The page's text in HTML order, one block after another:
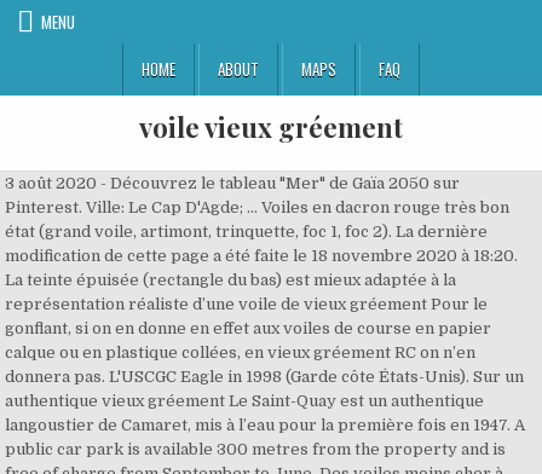
MENU
HOME
ABOUT MAPS FAQ
voile vieux gréement
3 août 2020 - Découvrez le tableau "Mer" de Gaïa 2050 sur Pinterest. Ville: Le Cap D'Agde; ... Voiles en dacron rouge très bon état (grand voile, artimont, trinquette, foc 1, foc 2). La dernière modification de cette page a été faite le 18 novembre 2020 à 18:20. La teinte épuisée (rectangle du bas) est mieux adaptée à la représentation réaliste d’une voile de vieux gréement Pour le gonflant, si on en donne en effet aux voiles de course en papier calque ou en plastique collées, en vieux gréement RC on n’en donnera pas. L'USCGC Eagle in 1998 (Garde côte États-Unis). Sur un authentique vieux gréement Le Saint-Quay est un authentique langoustier de Camaret, mis à l’eau pour la première fois en 1947. A public car park is available 300 metres from the property and is free of charge from September to June. Des voiles moins cher à petit prix. Occasion voiles et accastillages. Hotel Le Vieux Gréement is 25 km from La Rochelle. Finitions. Les catégories de courses dépendent du type de gréement, de la longueur hors-tout (en abrégé LOA, de l'anglais Length overall) et de la longueur de flottaison (en abrégé LWL, de l'anglais Waterline length). Des voiles moins cher à petit prix. Voilier vieux gréement rc Le Thalassa modèle réduit bateau ... voile rc 2012 voiliers ... La flotille des vieux gréements autour de l'Hermione - Duration: 1:38. Sainte-Marie Vaquelotte construite en 1948. Avoir participé à un tel chantier est pour nous un honneur. DELTA Voiles Côtes-d’Armor recycle, du simple ridoir à la cosse de têtière de 60 pieds, en passant par les poulies, les taquets, les câbles et les voiles, le marché de l’occasion peut être sujet aux bonnes affaires. La voile latine est de forme triangulaire et autrefois majoritaire en Méditerranée. 3 vues au total, 0 vues aujourd'hui. Les 7 Îles à la voile. Le GrÉement Aurique Définition. Le Christ-Roi, lancé en 1942 et solidement reconstruit en chêne en 1992, représente dignement tout l'épopée de la pêche traditionnelle de Gravelines Grand-Fort-Philippe. Sorties voile vieux gréement 13 Marseille à partir de 55€ par personne la soirée voilier vieux gréement Marseille Bouches Rhône Méditerranée. La Voilerie Rochard, née au milieu du XIXième siècle, équipait alors les grands voiliers à 3 et 4 mats ... Nous confectionnons tous les types de voile pour vieux gréements : Voiles auriques, voiles au tiers, voiles à livarde, voiles de flèche, voile latine, houari, etc. Vos escales possibles lors de cette croisière. 200e anniversaire de la bataille de Trafalgar. Guide des vieux greements remarquables dans le monde. La compagnie maritime privée qui assure les traversées entre Granville (Manche) et Chausey, les Vedettes Jolie-France, met en vente le Lys Noir, un vieux gréement centenaire. Un vieux gréement (tall ship en anglais) désigne un navire à gréement traditionnel qu'il soit ancien ou une réplique moderne. Voile latine fabriquée selon les caractéristiques de votre gréement sur notre propre plancher dédié aux voiles classiques pour vieux gréements avec l’outillage et l’accastillage complet du maître voilier traditionnel. Nom donné à toute voile à quatre côtés, généralement en forme de trapèze, située dans l'axe du navire et ayant pour caractéristique, par rapport aux voiles carrées, de recevoir le vent toujours par le même bord d'attaque, le guindant, ou chute avant. Dans le cas du gréement Houari, la vergue qui prolonge le mât est un pic. - L'initiation à la voile traditionnelle, la navigation. Nom donné à toute voile à quatre côtés, généralement en forme de trapèze, située dans l'axe du navire et ayant pour caractéristique, par rapport aux voiles carrées, de recevoir le vent toujours par le même bord d'attaque, le guindant, ou chute avant. Voiles d'occasion pour voiliers et windsurf à vendre : voiles pour bateaux, dériveurs, voiles de windsurf. €99,000.00. lire la suite... Quelques planches de bois, un morceau de tissu, du savoir faire, non, beaucoup de savoir faire, pas mal de sueur aussi, souvent du sang et parfois même des larmes... Un vieux gréement c'est pour moi une notion du beau à l'état pur. LâÃtoile de France est une goÃ©lette Ã hunier Ã coque bois, Le Creoula est un quatre-mÃ¢ts goÃ©lette terre-neuvier, Sept-FrÃ¨res Vaquelotte Construite en 1932 Ã Barfleur, La Petite Lucette Vaquelotte voilier de pÃªche. ... collection Cornu Cotre DRA dériveur Equipements maquette bateau Moteur Revue Chasse Marée revues chasse maree sloop tradition vieux gréement vieux gréement breton bois voile Voile aviron voilier voilier classique VOILIER TRADITIONNEL EN BOIS. Vos escales possibles lors de cette croisière. Sorties voile vieux gréement 13 Marseille à partir de 55€ par personne la soirée voilier vieux gréement Marseille Bouches Rhône Méditerranée. Vends KALLISTE voilier acajou 11 mètres course croisière prix 8990 € sans place. Le Vieux Gréement. Pour les. Du knörrs drakkar viking à la jonque asiatique en passant par la felouque du Nil, tous mèlent esthétique et efficacité dans leurs tâches. Vieux gréements, sorties et croisières voilier traditionnel, week end voilier vieux greement, navigation ancienne, bateau vieux gréement voile traditionnelle Toggle navigation A VOTRE ÉCOUTE DE 09H30 À 18H30 7/7 jours 04.67.43.24.47 Découvrez la magie de Honfleur lors d’un Cocktail sur un Vieux Gréement dans le Vieux Bassin face à la ville. Sorties en mer sur un vieux gréement, à la journée ou à la demi-journée, depuis Perros-Guirec et Trégastel. Faire De La Voile Prendre Le Large Vieux Gréement Vieux Port Paysage Maritime Sainte Maxime. ), cordages (manœuvres courantes : drisses, écoutes, etc. Il existe plusieurs rassemblement de navires soit lors de festival ou de fêtes maritimes soit lors de courses : Tall Ship races. Voile de tradition, vieux gréement. Voile Houari. Le Corentin est un lougre, reconstitution d'un voilier de cabotage du XIXe siÃ¨cle Ã cul carrÃ© et coque en bois. Des bateaux d'exception, vieux gréement à la location au départ de Saint-Malo et du littoral Français pour votre croisière en voilier, séminaire, sortie en mer. Il est constitué de l'ensemble des espars (mâts, vergues, bômes, tangons, etc. Un vieux gréement (tall ship en anglais) désigne un navire à gréement traditionnel (non … Sorties en mer sur un vieux gréement, à la journée ou à la demi-journée, depuis Perros-Guirec et Trégastel. bateaux de conception ancienne, d'avant 1950. La Voilerie Rochard, née au milieu du XIXième siècle, équipait alors les grands voiliers à 3 et 4 mats ... Nous confectionnons tous les types de voile pour vieux gréements : Voiles auriques, voiles au tiers, voiles à livarde, voiles de flèche, voile latine, houari, etc. 13 févr. Voir plus d'idées sur le thème voile bateau, vieux gréement, plans de bateau. Pour les. - La fourniture des gilets de sauvetage, des harnais et des éléments de sécurité.. - Les repas pris à bord (avec vin ou autre boisson en quantité raisonnable). - La fourniture des gilets de sauvetage, des harnais et des éléments de sécurité.. - Les repas pris à bord (avec vin ou autre boisson en quantité raisonnable). 1 oct. 2020 - Découvrez le tableau "Vieux gréements" de Kalagan Waradsin sur Pinterest. De nombreux rassemblements et de course de vieux gréements ont lieu dans le monde. 29 oct. 2020 - Voiliers et vieux gréements en tous genres. Voir plus d'idées sur le thème vieux gréement, voilier, bateaux. 25 déc. Vieux gréement 28 mètres est à votre disposition pour vous faire découvrir la voile à l’ancienne de Marseille à Menton. Vendu avec place de port Cap d’Agde. Un vieux grement tall ship dsigne un navire grement traditionnel qu'il soit ancien ou une rplique moderne. Le Vieux Greement, La Couarde-sur-Mer: czytaj obiektywne recenzje i oglądaj zdjęcia podróżnych. Photo LES VOILES DE SAINT - TROPEZ 2012 - photo, - Var Provence France Photo de Provence - We Love Provence - Provence France. Les Tall Ships' Races sont des courses internationales de voiliers écoles qui se déroulent chaque année. Voile Aurique. Les courses sont organisées tous les ans, dans le monde, principalement en Europe, par une organisation : Tall ship Raced international ltd. Cette organisation regroupe des membres de différents pays organisateurs[2]. Grands voiles, génois, spi asymétrique, gennaker, voiles windsurf freeride, slalom, race, freestyle, vagues. Ses missions sont « d'inventorier, de sauvegarder, de préserver et de promouvoir le 'patrimoine maritime et fluvial non protégé par l'état (patrimoine non classé ou inscrit) »[3]. Un vieux gréement (tall ship en anglais) désigne un navire à gréement traditionnel (non bermudien) qu'il soit ancien ou une réplique moderne. Le GrÉement Aurique Définition. Philip Plisson. 30x40 dès 19,00€ 60x80 dès 39,00€ Encadrements. Poster dès 19,00€ Toile dès 55,00€ Dimensions. contact par Tél. Parce que chaque objet a le droit à une seconde vie. De nombreux navires sont classés aux monuments historiques. 40x40 dès 55,00€ 60x60 dès 85,00€ Encadrements. Ogłoszenie zarządzane. 5 août 2015 - Photo Bateau Replique. La voile houari fut d'abord adaptée en régate mais elle est également apreciée en … 3 sept. 2020 - Explorez le tableau « Grands voiliers » de Man 78, auquel 455 utilisateurs de Pinterest sont abonnés. La voile latine est de forme triangulaire et autrefois majoritaire en Méditerranée. Classe A : Deux possibilités existent pour entrer dans cette catégorie : Classe B : Navire à gréement traditionnel avec une longueur hors-tout inférieure à 40 m et une longueur de flottaison supérieure à 9,14 m : goélette de petite taille par exemple, cotre, Classe C : Navire à gréement moderne avec une longueur hors-tout inférieure à 40 m et une longueur de flottaison supérieure à 9,14 m, sans spinnaker, Classe D : Navire à gréement moderne avec une longueur hors-tout inférieure à 40 m et une longueur de flottaison supérieure à 9,14 m, avec spinnaker. Croisières actives pour groupes, entreprises, individuels, avec ou sans expérience, weekend ou semaine, programmes sur mesure, location avec